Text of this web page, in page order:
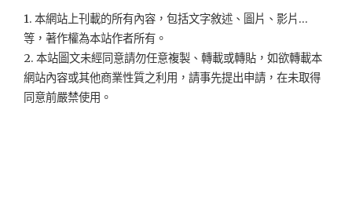
1. 本網站上刊載的所有內容，包括文字敘述、圖片、影片...
等，著作權為本站作者所有。
2. 本站圖文未經同意請勿任意複製、轉載或轉貼，如欲轉載本
網站內容或其他商業性質之利用，請事先提出申請，在未取得
同意前嚴禁使用。